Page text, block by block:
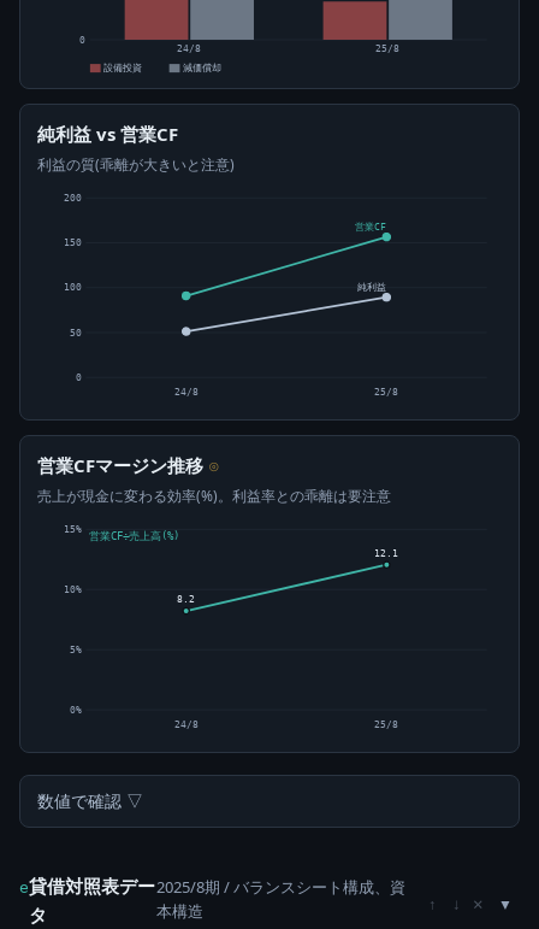
0
24/8
25/8
設備投資
減価償却
純利益 vs 営業CF
利益の質(乖離が大きいと注意)
0
50
100
150
200
営業CF
純利益
24/8 25/8
営業CFマージン推移 ⊙
売上が現金に変わる効率(%)。利益率との乖離は要注意
0%
5%
10%
15%
8.2
24/8
12.1
25/8
営業CF÷売上高(%)
数値で確認 ▽
e貸借対照表デー
タ
2025/8期 / バランスシート構成、資
本構造
↑ ↓ ×